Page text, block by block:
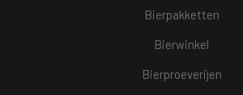
Bierpakketten
Bierwinkel
Bierproeverijen